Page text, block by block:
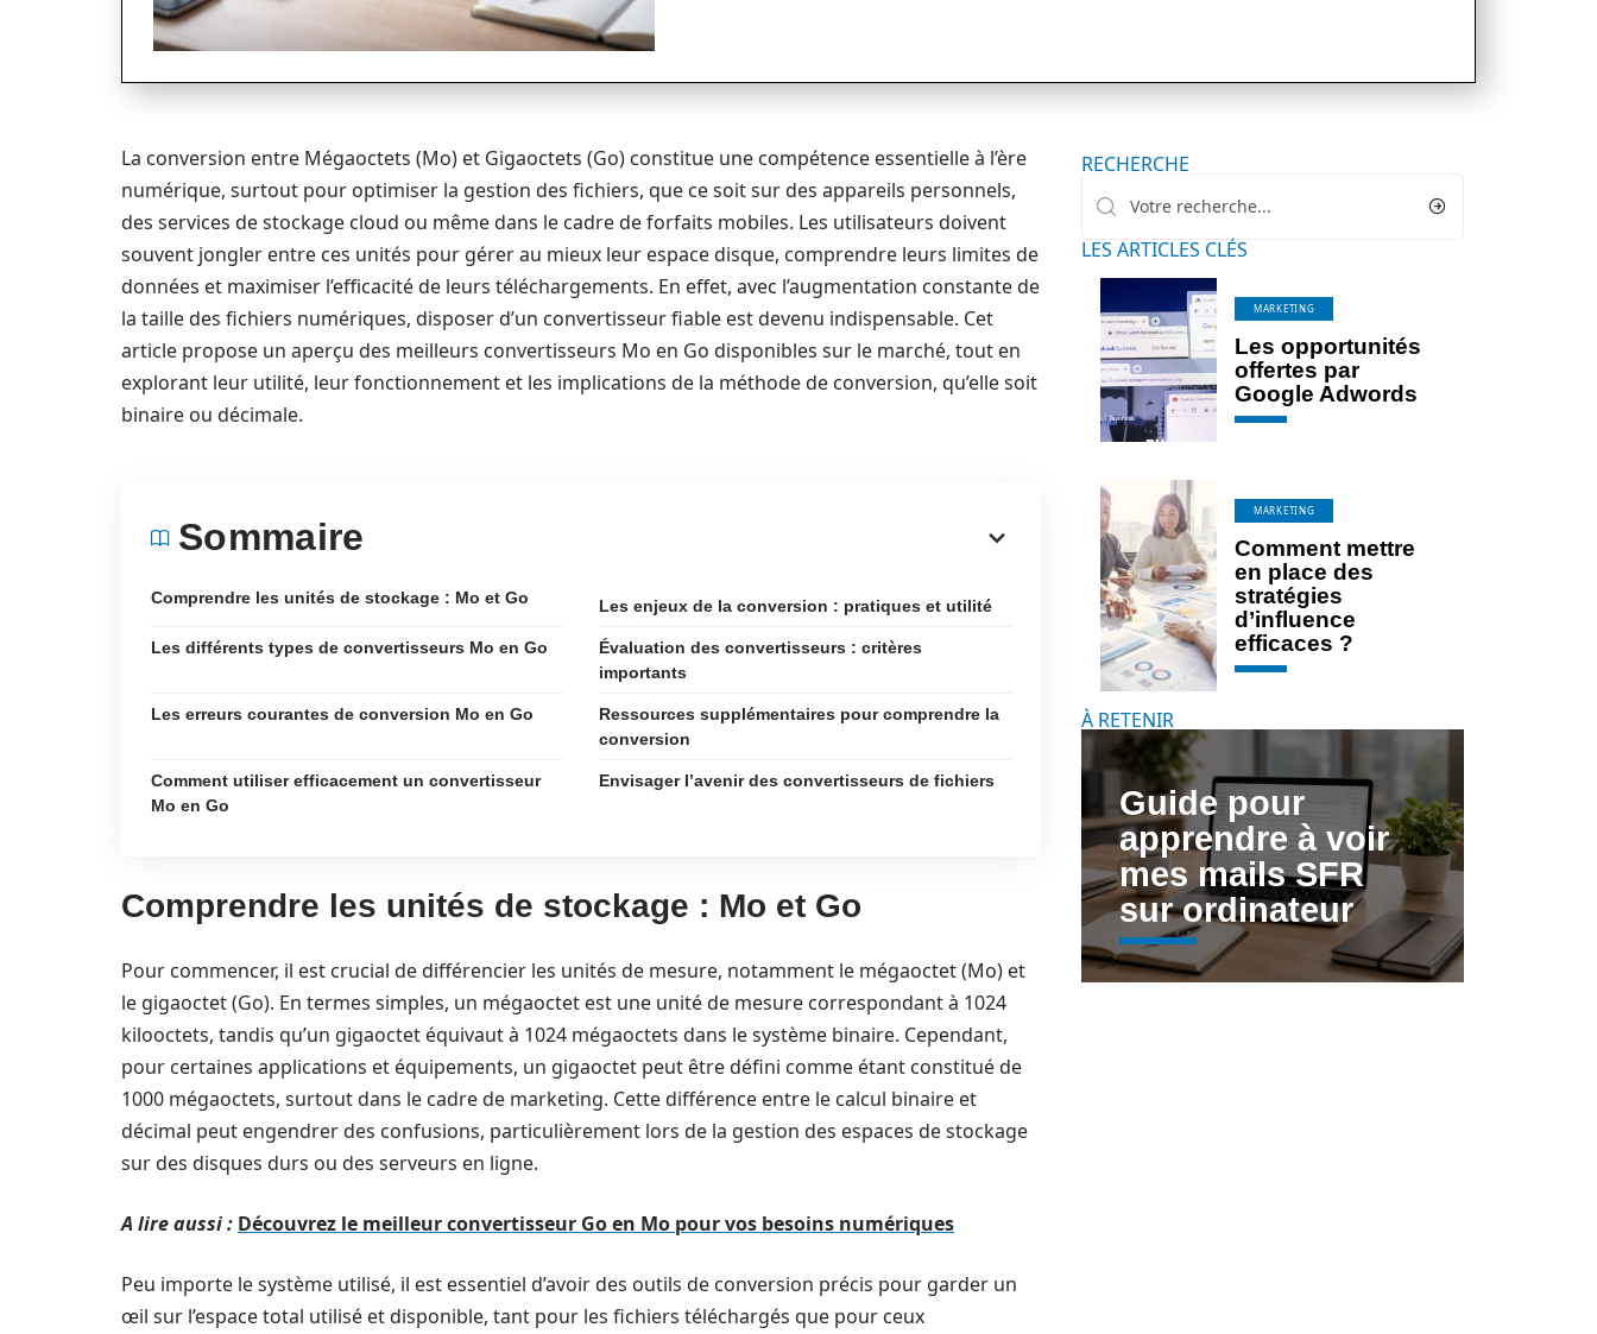
La conversion entre Mégaoctets (Mo) et Gigaoctets (Go) constitue une compétence essentielle à l’ère
numérique, surtout pour optimiser la gestion des fichiers, que ce soit sur des appareils personnels,
des services de stockage cloud ou même dans le cadre de forfaits mobiles. Les utilisateurs doivent
souvent jongler entre ces unités pour gérer au mieux leur espace disque, comprendre leurs limites de
données et maximiser l’efficacité de leurs téléchargements. En effet, avec l’augmentation constante de
la taille des fichiers numériques, disposer d’un convertisseur fiable est devenu indispensable. Cet
article propose un aperçu des meilleurs convertisseurs Mo en Go disponibles sur le marché, tout en
explorant leur utilité, leur fonctionnement et les implications de la méthode de conversion, qu’elle soit
binaire ou décimale.
Sommaire
Comprendre les unités de stockage : Mo et Go Les enjeux de la conversion : pratiques et utilité
Les différents types de convertisseurs Mo en Go
Évaluation des convertisseurs : critères
importants
Les erreurs courantes de conversion Mo en Go
Ressources supplémentaires pour comprendre la
conversion
Comment utiliser efficacement un convertisseur
Mo en Go
Envisager l’avenir des convertisseurs de fichiers
Comprendre les unités de stockage : Mo et Go
Pour commencer, il est crucial de différencier les unités de mesure, notamment le mégaoctet (Mo) et
le gigaoctet (Go). En termes simples, un mégaoctet est une unité de mesure correspondant à 1024
kilooctets, tandis qu’un gigaoctet équivaut à 1024 mégaoctets dans le système binaire. Cependant,
pour certaines applications et équipements, un gigaoctet peut être défini comme étant constitué de
1000 mégaoctets, surtout dans le cadre de marketing. Cette différence entre le calcul binaire et
décimal peut engendrer des confusions, particulièrement lors de la gestion des espaces de stockage
sur des disques durs ou des serveurs en ligne.
A lire aussi : Découvrez le meilleur convertisseur Go en Mo pour vos besoins numériques
Peu importe le système utilisé, il est essentiel d’avoir des outils de conversion précis pour garder un
œil sur l’espace total utilisé et disponible, tant pour les fichiers téléchargés que pour ceux
RECHERCHE
LES ARTICLES CLÉS
MARKETING
Les opportunités
offertes par
Google Adwords
MARKETING
Comment mettre
en place des
stratégies
d’influence
efficaces ?
À RETENIR
Guide pour
apprendre à voir
mes mails SFR
sur ordinateur